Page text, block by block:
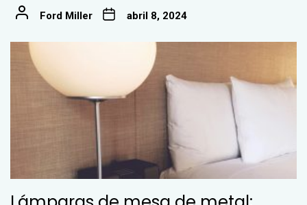
Ford Miller abril 8, 2024